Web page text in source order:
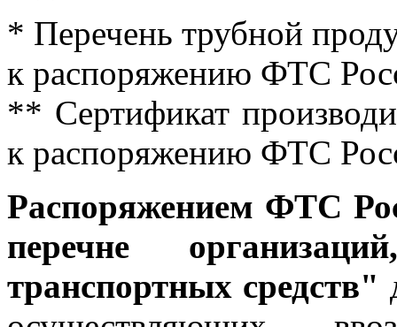
* Перечень трубной
к распоряжению ФТС
** Сертификат
к распоряжению ФТС
Распоряжением ФТС
перечне
транспортных средств"